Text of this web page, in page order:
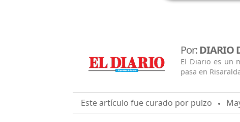
Por:DIARIO
El Diario es un
pasa en
Este artículo fue curado por pulzo